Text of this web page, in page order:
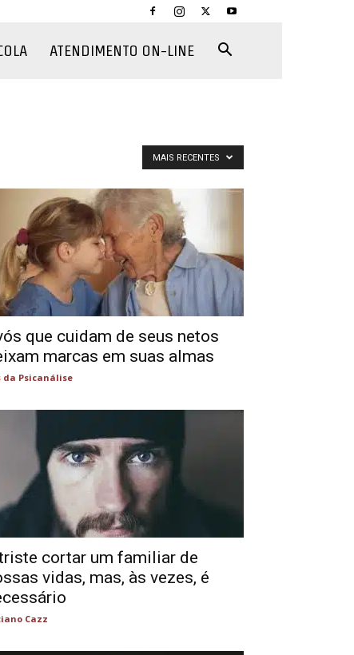
ATENDIMENTO ON-LINE
MAIS RECENTES
que cuidam de seus netos
marcas em suas almas
da Psicanálise
cortar um familiar de
vidas, mas, às vezes, é
Cazz